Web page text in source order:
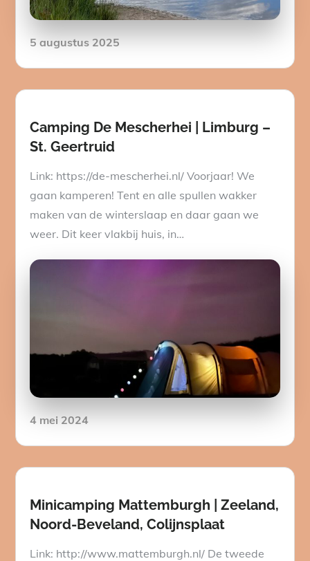
Posted
5 augustus 2025
Camping De Mescherhei | Limburg –
St. Geertruid
Link: https://de-mescherhei.nl/ Voorjaar! We
gaan kamperen! Tent en alle spullen wakker
maken van de winterslaap en daar gaan we
weer. Dit keer vlakbij huis, in…
Posted
4 mei 2024
Minicamping Mattemburgh | Zeeland,
Noord-Beveland, Colijnsplaat
Link: http://www.mattemburgh.nl/ De tweede